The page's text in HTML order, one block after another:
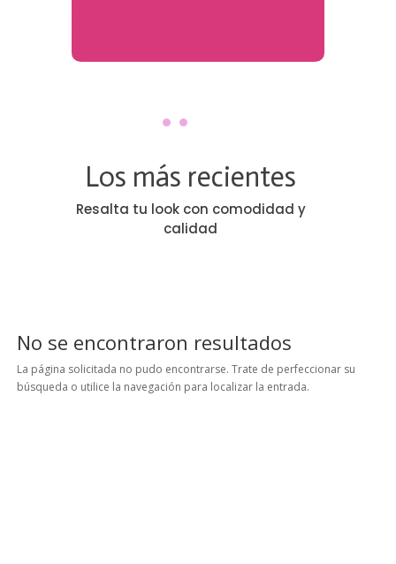
Los más recientes
Resalta tu look con comodidad y
calidad
No se encontraron resultados
La página solicitada no pudo encontrarse. Trate de perfeccionar su
búsqueda o utilice la navegación para localizar la entrada.